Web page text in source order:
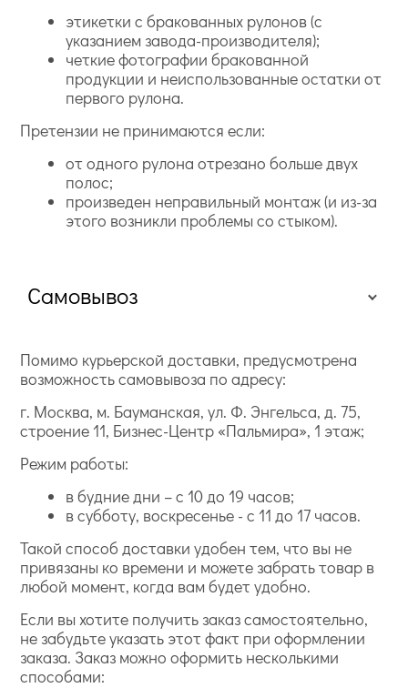
этикетки с бракованных рулонов (с
указанием завода-производителя);
четкие фотографии бракованной
продукции и неиспользованные остатки от
первого рулона.
Претензии не принимаются если:
от одного рулона отрезано больше двух
полос;
произведен неправильный монтаж (и из-за
этого возникли проблемы со стыком).
Самовывоз
Помимо курьерской доставки, предусмотрена
возможность самовывоза по адресу:
г. Москва, м. Бауманская, ул. Ф. Энгельса, д. 75,
строение 11, Бизнес-Центр «Пальмира», 1 этаж;
Режим работы:
в будние дни – с 10 до 19 часов;
в субботу, воскресенье - с 11 до 17 часов.
Такой способ доставки удобен тем, что вы не
привязаны ко времени и можете забрать товар в
любой момент, когда вам будет удобно.
Если вы хотите получить заказ самостоятельно,
не забудьте указать этот факт при оформлении
заказа. Заказ можно оформить несколькими
способами: